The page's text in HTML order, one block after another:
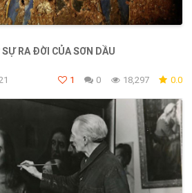
RA ĐỜI CỦA SƠN DẦU
1 0 18,297 0.0